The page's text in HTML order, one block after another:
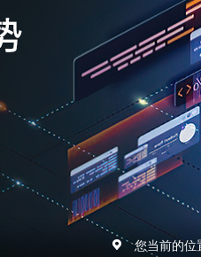
您当前的位